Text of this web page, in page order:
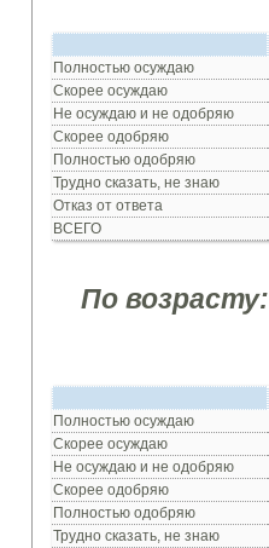
Полностью осуждаю
Скорее осуждаю
Не осуждаю и не одобряю
Скорее одобряю
Полностью одобряю
Трудно сказать, не знаю
Отказ от ответа
ВСЕГО
По возрасту:
Полностью осуждаю
Скорее осуждаю
Не осуждаю и не одобряю
Скорее одобряю
Полностью одобряю
Трудно сказать, не знаю